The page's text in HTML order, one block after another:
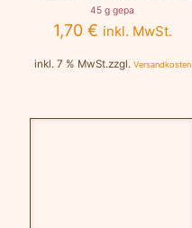
45 g gepa
1,70 € inkl. MwSt.
inkl. 7 % MwSt.zzgl. Versandkosten